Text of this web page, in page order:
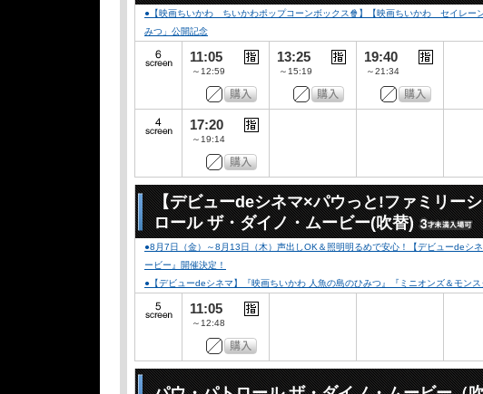
●【映画ちいかわ ちいかわポップコーンボックス🍿】【映画ちいかわ セイレー
みつ」公開記念
11:05
～12:59
13:25
～15:19
19:40
～21:34
17:20
～19:14
【デビューdeシネマ×パウっと!ファミリー
ロール ザ・ダイノ・ムービー(吹替)
●8月7日（金）～8月13日（木）声出しOK＆照明明るめで安心！【デビューdeシ
ービー』開催決定！
●【デビューdeシネマ】『映画ちいかわ 人魚の島のひみつ』『ミニオンズ＆モンス
11:05
～12:48